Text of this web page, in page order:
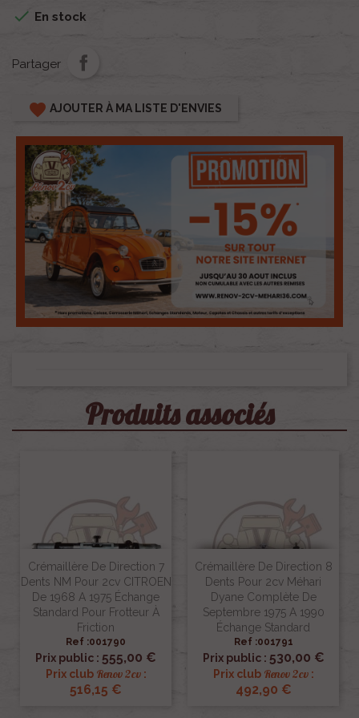
 En stock
Partager
favorite AJOUTER À MA LISTE D'ENVIES
Produits associés
Crémaillère De Direction 7
Dents NM Pour 2cv CITROEN
De 1968 A 1975 Échange
Standard Pour Frotteur À
Friction
Ref :001790
Prix public : 555,00 €
Prix club Renov 2cv:
516,15 €
Crémaillère De Direction 8
Dents Pour 2cv Méhari
Dyane Complète De
Septembre 1975 A 1990
Échange Standard
Ref :001791
Prix public : 530,00 €
Prix club Renov 2cv:
492,90 €